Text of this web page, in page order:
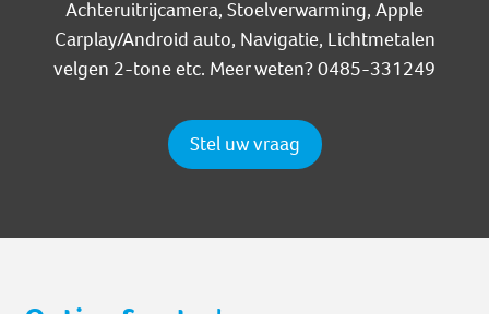
Achteruitrijcamera, Stoelverwarming, Apple
Carplay/Android auto, Navigatie, Lichtmetalen
velgen 2-tone etc. Meer weten? 0485-331249
Stel uw vraag